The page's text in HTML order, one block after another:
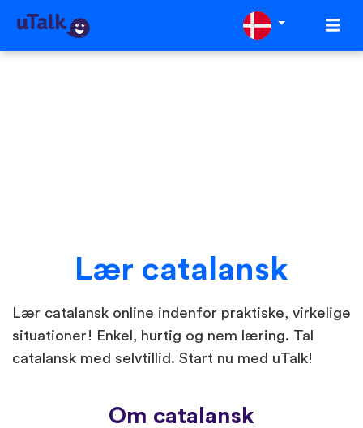
Lær catalansk
Lær catalansk online indenfor praktiske, virkelige
situationer! Enkel, hurtig og nem læring. Tal
catalansk med selvtillid. Start nu med uTalk!
Om catalansk